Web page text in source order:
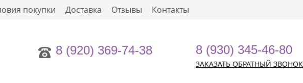
покупки Доставка Отзывы Контакты
8 (920) 369-74-38 8 (930) 345-46-80
ЗАКАЗАТЬ ОБРАТНЫЙ ЗВОНОК